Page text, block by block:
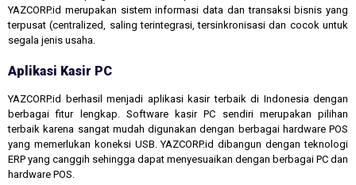
YAZCORP.id merupakan sistem informasi data dan transaksi bisnis yang
terpusat (centralized, saling terintegrasi, tersinkronisasi dan cocok untuk
segala jenis usaha.
Aplikasi Kasir PC
YAZCORP.id berhasil menjadi aplikasi kasir terbaik di Indonesia dengan
berbagai fitur lengkap. Software kasir PC sendiri merupakan pilihan
terbaik karena sangat mudah digunakan dengan berbagai hardware POS
yang memerlukan koneksi USB. YAZCORP.id dibangun dengan teknologi
ERP yang canggih sehingga dapat menyesuaikan dengan berbagai PC dan
hardware POS.